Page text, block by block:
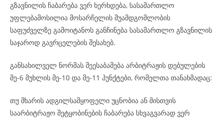
გზავნილის ჩაბარება ვერ ხერხდება, სასამართლო
უფლებამოსილია მოსარჩელის შუამდგომლობის
საფუძველზე გამოიტანოს განჩინება სასამართლო გზავნილის
საჯაროდ გავრცელების შესახებ.
განსახილველ ნორმას შეესაბამება არბიტრაჟის დებულების
მე-6 მუხლის მე-10 და მე-11 პუნქტები, რომელთა თანახმადაც:
თუ მხარის ადგილსამყოფელი უცნობია ან მისთვის
საარბიტრაჟო შეტყობინების ჩაბარება სხვაგვარად ვერ